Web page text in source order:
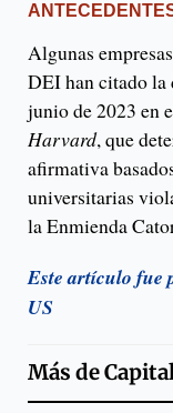
Algunas
DEI han citado la
junio de 2023 en
Harvard, que
afirmativa
universitarias
la Enmienda
Este artículo fue
US
Más de